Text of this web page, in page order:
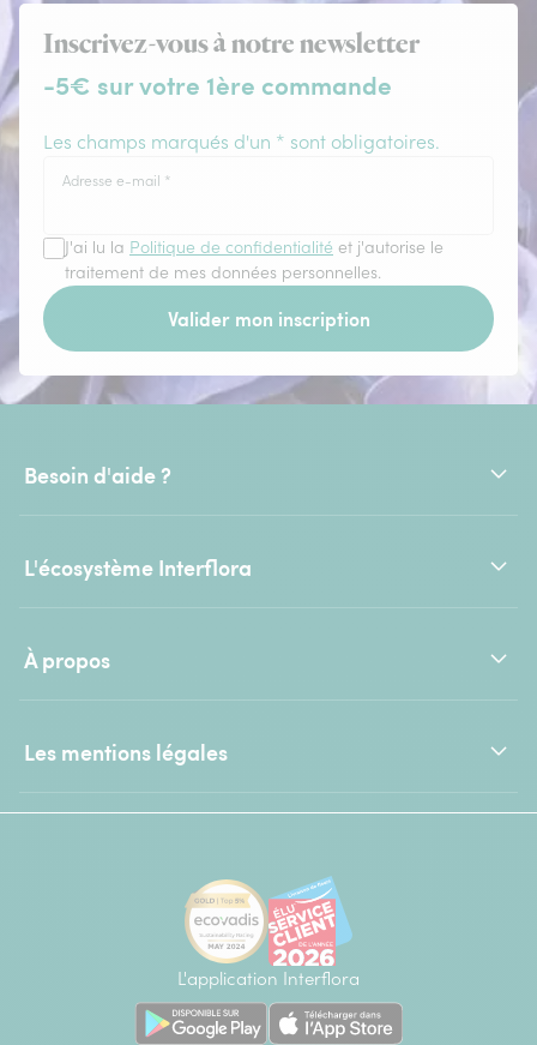
Inscrivez-vous à notre newsletter
-5€ sur votre 1ère commande
Les champs marqués d'un * sont obligatoires.
Adresse e-mail *
J'ai lu la Politique de confidentialité et j'autorise le
traitement de mes données personnelles.
Valider mon inscription
Besoin d'aide ?
L'écosystème Interflora
À propos
Les mentions légales
L'application Interflora